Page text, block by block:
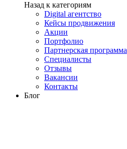
Назад к категориям
Digital агентство
Кейсы продвижения
Акции
Портфолио
Партнерская программа
Специалисты
Отзывы
Вакансии
Контакты
Блог